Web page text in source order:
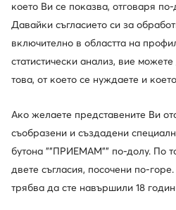
Ugg
Апрески · Черен
179,46€
което Ви се показва, отговаря
Давайки съгласието си за
включително в областта на
статистически анализ, вие
това, от което се нуждаете и
Ако желаете представените Ви
съобразени и създадени
бутона ""ПРИЕМАМ"" по-долу. По
двете съгласия, посочени по-
трябва да сте навършили 18